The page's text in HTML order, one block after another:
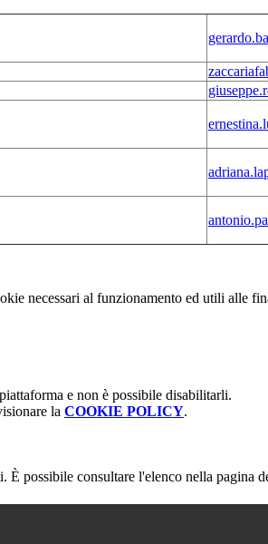
necessari al funzionamento ed utili alle
e non è possibile disabilitarli.
la COOKIE POLICY.
È possibile consultare l'elenco nella pagina